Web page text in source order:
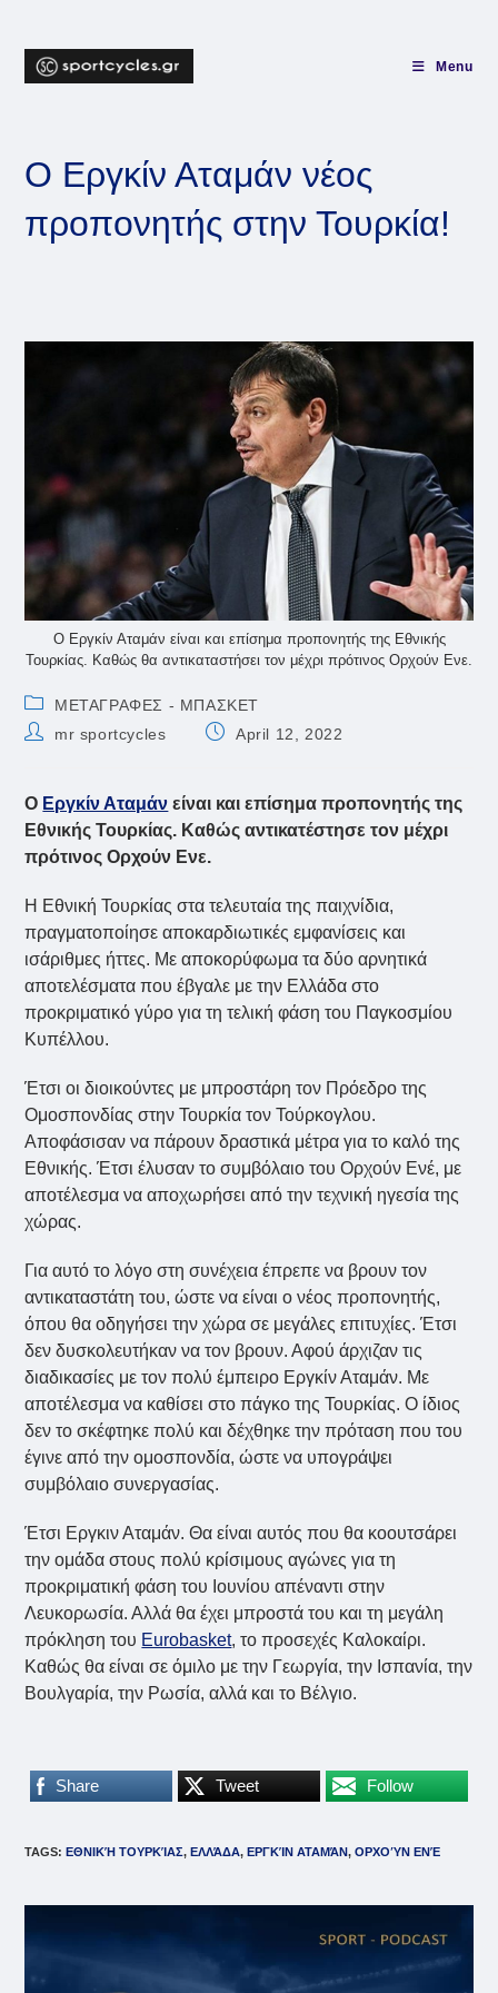
content
Menu
Ο Εργκίν Αταμάν νέος
προπονητής στην Τουρκία!
Ο Εργκίν Αταμάν είναι και επίσημα προπονητής της Εθνικής
Τουρκίας. Καθώς θα αντικαταστήσει τον μέχρι πρότινος Ορχούν Ενε.
Post
category:
ΜΕΤΑΓΡΑΦΕΣ - ΜΠΑΣΚΕΤ
Postmr sportcycles
PostApril 12, 2022
Ο Εργκίν Αταμάν είναι και επίσημα προπονητής της
Εθνικής Τουρκίας. Καθώς αντικατέστησε τον μέχρι
πρότινος Ορχούν Ενε.
Η Εθνική Τουρκίας στα τελευταία της παιχνίδια,
πραγματοποίησε αποκαρδιωτικές εμφανίσεις και
ισάριθμες ήττες. Με αποκορύφωμα τα δύο αρνητικά
αποτελέσματα που έβγαλε με την Ελλάδα στο
προκριματικό γύρο για τη τελική φάση του Παγκοσμίου
Κυπέλλου.
Έτσι οι διοικούντες με μπροστάρη τον Πρόεδρο της
Ομοσπονδίας στην Τουρκία τον Τούρκογλου.
Αποφάσισαν να πάρουν δραστικά μέτρα για το καλό της
Εθνικής. Έτσι έλυσαν το συμβόλαιο του Ορχούν Ενέ, με
αποτέλεσμα να αποχωρήσει από την τεχνική ηγεσία της
χώρας.
Για αυτό το λόγο στη συνέχεια έπρεπε να βρουν τον
αντικαταστάτη του, ώστε να είναι ο νέος προπονητής,
όπου θα οδηγήσει την χώρα σε μεγάλες επιτυχίες. Έτσι
δεν δυσκολευτήκαν να τον βρουν. Αφού άρχιζαν τις
διαδικασίες με τον πολύ έμπειρο Εργκίν Αταμάν. Με
αποτέλεσμα να καθίσει στο πάγκο της Τουρκίας. Ο ίδιος
δεν το σκέφτηκε πολύ και δέχθηκε την πρόταση που του
έγινε από την ομοσπονδία, ώστε να υπογράψει
συμβόλαιο συνεργασίας.
Έτσι Εργκιν Αταμάν. Θα είναι αυτός που θα κοουτσάρει
την ομάδα στους πολύ κρίσιμους αγώνες για τη
προκριματική φάση του Ιουνίου απέναντι στην
Λευκορωσία. Αλλά θα έχει μπροστά του και τη μεγάλη
πρόκληση του Eurobasket, το προσεχές Καλοκαίρι.
Καθώς θα είναι σε όμιλο με την Γεωργία, την Ισπανία, την
Βουλγαρία, την Ρωσία, αλλά και το Βέλγιο.
Share Tweet Follow
TAGS:ΕΘΝΙΚΉ ΤΟΥΡΚΊΑΣ, ΕΛΛΆΔΑ, ΕΡΓΚΊΝ ΑΤΑΜΆΝ, ΟΡΧΟΎΝ ΕΝΈ